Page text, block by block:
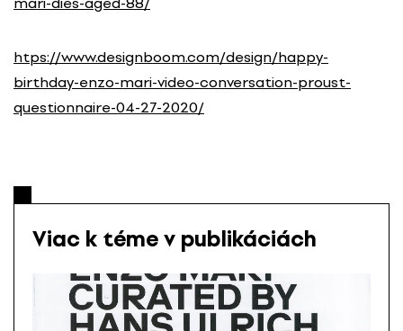
mari-dies-aged-88/
htps://www.designboom.com/design/happy-
birthday-enzo-mari-video-conversation-proust-
questionnaire-04-27-2020/
Viac k téme v publikáciách